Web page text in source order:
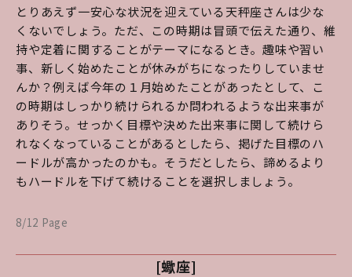
とりあえず一安心な状況を迎えている天秤座さんは少な
くないでしょう。ただ、この時期は冒頭で伝えた通り、維
持や定着に関することがテーマになるとき。趣味や習い
事、新しく始めたことが休みがちになったりしていませ
んか？例えば今年の１月始めたことがあったとして、こ
の時期はしっかり続けられるか問われるような出来事が
ありそう。せっかく目標や決めた出来事に関して続けら
れなくなっていることがあるとしたら、掲げた目標のハ
ードルが高かったのかも。そうだとしたら、諦めるより
もハードルを下げて続けることを選択しましょう。
8/12 Page
[蠍座]